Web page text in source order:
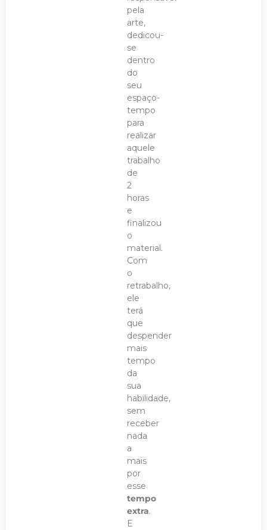
pela
arte,
dedicou-
se
dentro
do
seu
espaço-
tempo
para
realizar
aquele
trabalho
de
2
horas
e
finalizou
o
material.
Com
o
retrabalho,
ele
terá
que
despender
mais
tempo
da
sua
habilidade,
sem
receber
nada
a
mais
por
esse
tempo
extra.
E